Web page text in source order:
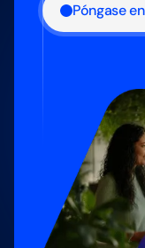
Póngase